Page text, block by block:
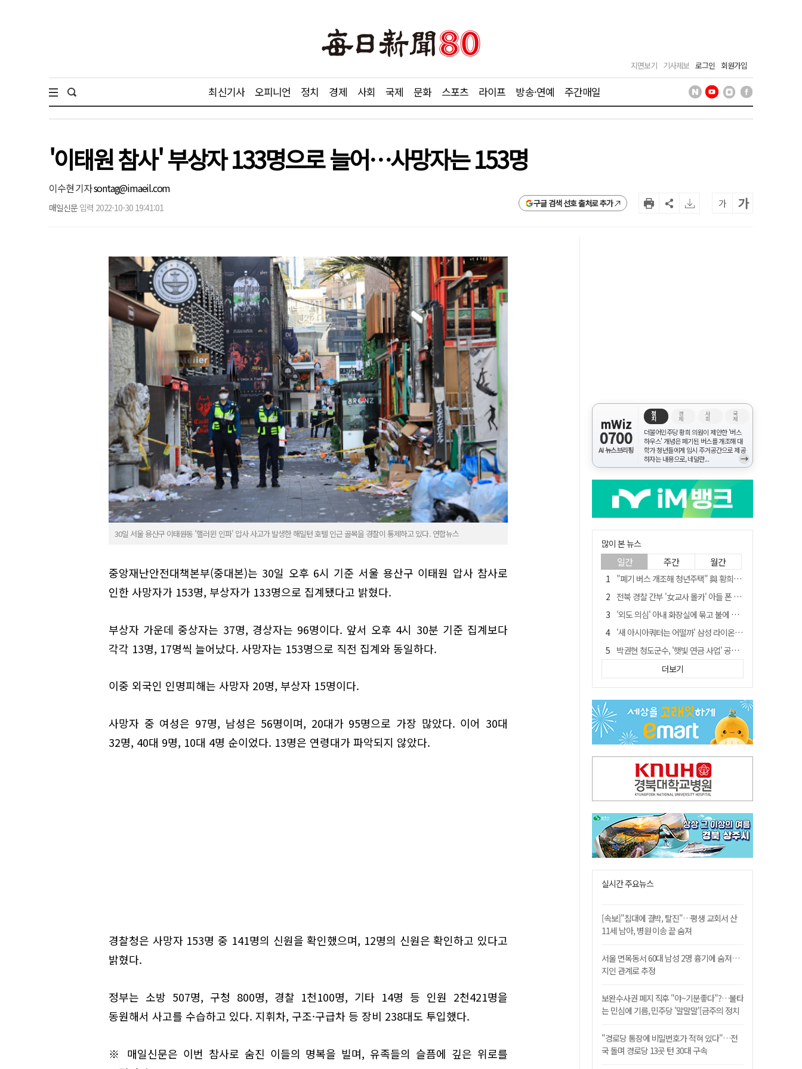
지면보기 기사제보 로그인 회원가입
최신기사 오피니언 정치 경제 사회 국제 문화 스포츠 라이프 방송·연예 주간매일
'이태원 참사' 부상자 133명으로 늘어…사망자는 153명
이수현 기자sontag@imaeil.com
매일신문 입력 2022-10-30 19:41:01 구글 검색 선호 출처로 추가 가 가
30일 서울 용산구 이태원동 '핼러윈 인파' 압사 사고가 발생한 해밀턴 호텔 인근 골목을 경찰이 통제하고 있다. 연합뉴스
중앙재난안전대책본부(중대본)는 30일 오후 6시 기준 서울 용산구 이태원 압사 참사로
인한 사망자가 153명, 부상자가 133명으로 집계됐다고 밝혔다.
부상자 가운데 중상자는 37명, 경상자는 96명이다. 앞서 오후 4시 30분 기준 집계보다
각각 13명, 17명씩 늘어났다. 사망자는 153명으로 직전 집계와 동일하다.
이중 외국인 인명피해는 사망자 20명, 부상자 15명이다.
사망자 중 여성은 97명, 남성은 56명이며, 20대가 95명으로 가장 많았다. 이어 30대
32명, 40대 9명, 10대 4명 순이었다. 13명은 연령대가 파악되지 않았다.
경찰청은 사망자 153명 중 141명의 신원을 확인했으며, 12명의 신원은 확인하고 있다고
밝혔다.
정부는 소방 507명, 구청 800명, 경찰 1천100명, 기타 14명 등 인원 2천421명을
동원해서 사고를 수습하고 있다. 지휘차, 구조·구급차 등 장비 238대도 투입했다.
※ 매일신문은 이번 참사로 숨진 이들의 명복을 빌며, 유족들의 슬픔에 깊은 위로를
mWiz
0700
AI 뉴스브리핑
정
치
경
제
사
회
국
제
더불어민주당 황희 의원이 제안한 '버스
하우스' 개념은 폐기된 버스를 개조해 대
학가 청년들에게 임시 주거공간으로 제공
하자는 내용으로, 네덜란...
→
많이 본 뉴스
일간 주간 월간
"폐기 버스 개조해 청년주택" 與 황희…'딸 학비는 年 4200만원'
전북 경찰 간부 '女교사 몰카' 아들 폰 부수고…"처벌 못하는 사안" 내부망에 글
'외도 의심' 아내 화장실에 묶고 불에 달군 공구로 고문…남편 검거
'새 아시아쿼터는 어떨까' 삼성 라이온즈, 새 얼굴 투수 미야모리 영입
박권현 청도군수, '햇빛 연금 사업' 공약 시동걸어
홍준표, 한동훈 맹폭…"조선제일껌, 권력에 살고 권력에 죽었다"
[시사뒷담] MOU의 함정, 협약식이 투자 확정은 아니긴 해
봉화서 주택 에어컨 실외기에서 시작된 불… 주택 화재로 번져
경찰, 9월 초부터 상피제 전격 실시…가족 사건 수사 못해
더보기
실시간 주요뉴스
[속보]"침대에 결박, 탈진"…평생 교회서 산
11세 남아, 병원 이송 끝 숨져
서울 면목동서 60대 남성 2명 흉기에 숨져…
지인 관계로 추정
보완수사권 폐지 직후 "야~기분좋다"?…불타
는 민심에 기름, 민주당 '말말말'[금주의 정치
"경로당 통장에 비밀번호가 적혀 있다"…전
국 돌며 경로당 13곳 턴 30대 구속